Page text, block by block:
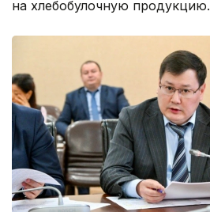
на хлебобулочную продукцию.